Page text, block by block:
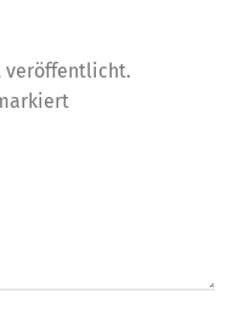
veröffentlicht.